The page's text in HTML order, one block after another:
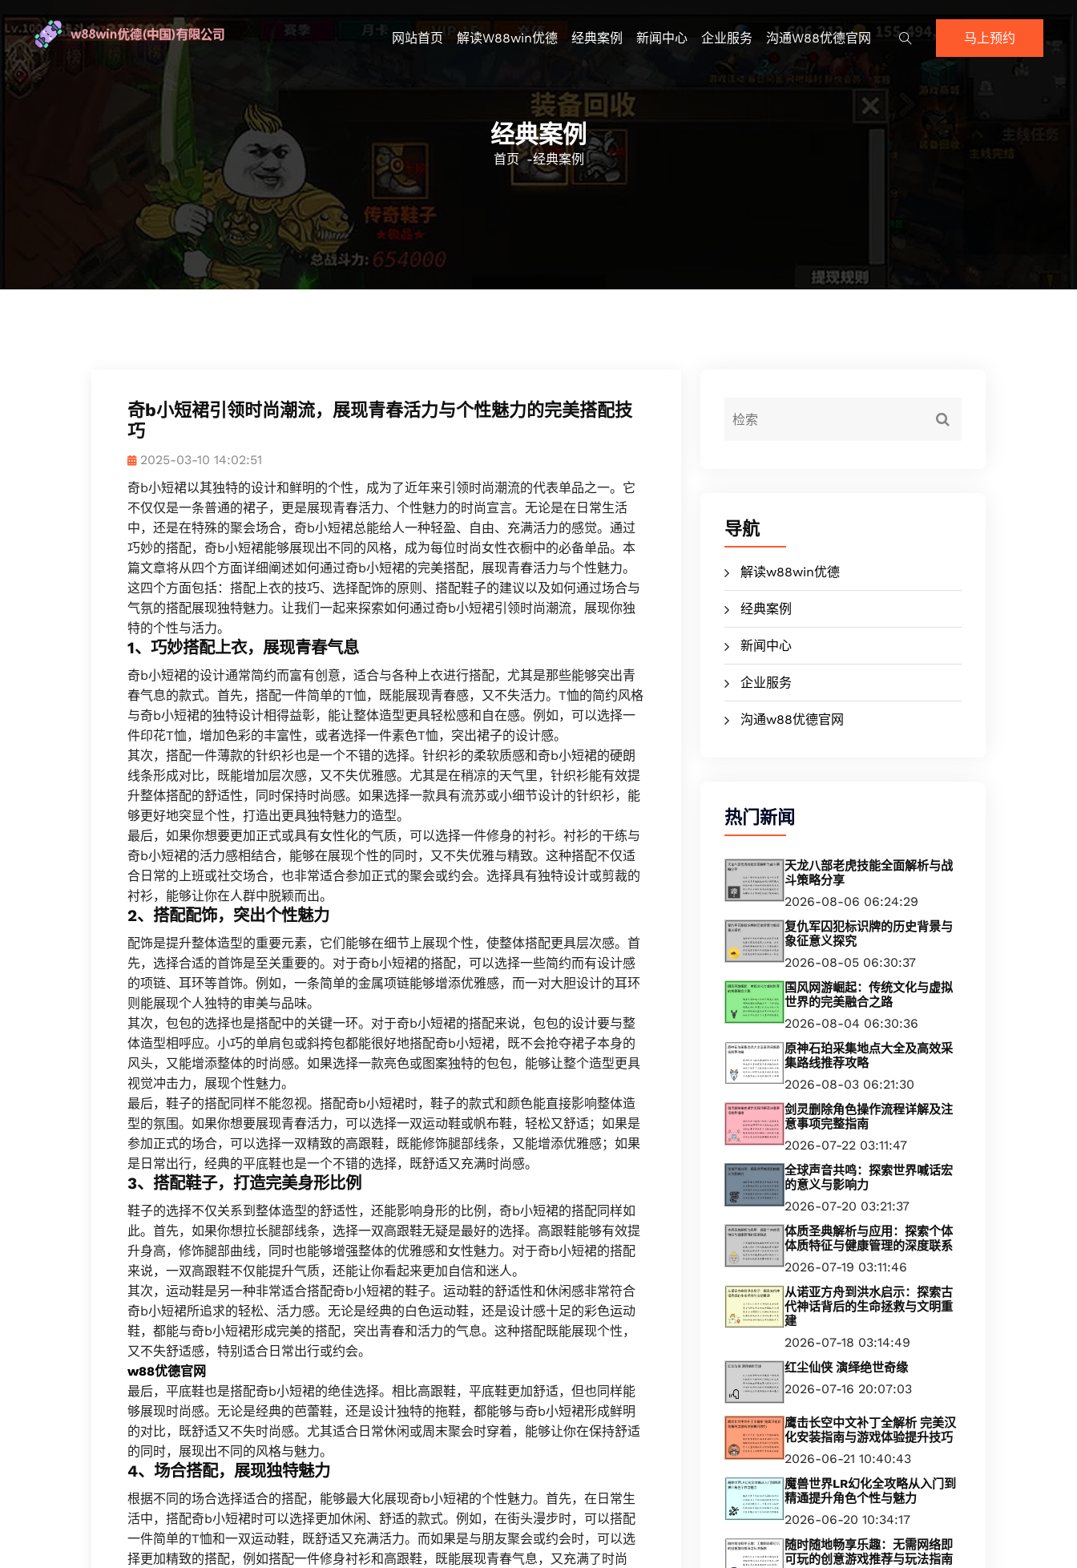
网站首页 解读w88win优德 经典案例 新闻中心 企业服务 沟通w88优德官网 马上预约
经典案例
首页 -经典案例
奇b小短裙引领时尚潮流，展现青春活力与个性魅力的完美搭配技
巧
2025-03-10 14:02:51
奇b小短裙以其独特的设计和鲜明的个性，成为了近年来引领时尚潮流的代表单品之一。它
不仅仅是一条普通的裙子，更是展现青春活力、个性魅力的时尚宣言。无论是在日常生活
中，还是在特殊的聚会场合，奇b小短裙总能给人一种轻盈、自由、充满活力的感觉。通过
巧妙的搭配，奇b小短裙能够展现出不同的风格，成为每位时尚女性衣橱中的必备单品。本
篇文章将从四个方面详细阐述如何通过奇b小短裙的完美搭配，展现青春活力与个性魅力。
这四个方面包括：搭配上衣的技巧、选择配饰的原则、搭配鞋子的建议以及如何通过场合与
气氛的搭配展现独特魅力。让我们一起来探索如何通过奇b小短裙引领时尚潮流，展现你独
特的个性与活力。
1、巧妙搭配上衣，展现青春气息
奇b小短裙的设计通常简约而富有创意，适合与各种上衣进行搭配，尤其是那些能够突出青
春气息的款式。首先，搭配一件简单的T恤，既能展现青春感，又不失活力。T恤的简约风格
与奇b小短裙的独特设计相得益彰，能让整体造型更具轻松感和自在感。例如，可以选择一
件印花T恤，增加色彩的丰富性，或者选择一件素色T恤，突出裙子的设计感。
其次，搭配一件薄款的针织衫也是一个不错的选择。针织衫的柔软质感和奇b小短裙的硬朗
线条形成对比，既能增加层次感，又不失优雅感。尤其是在稍凉的天气里，针织衫能有效提
升整体搭配的舒适性，同时保持时尚感。如果选择一款具有流苏或小细节设计的针织衫，能
够更好地突显个性，打造出更具独特魅力的造型。
最后，如果你想要更加正式或具有女性化的气质，可以选择一件修身的衬衫。衬衫的干练与
奇b小短裙的活力感相结合，能够在展现个性的同时，又不失优雅与精致。这种搭配不仅适
合日常的上班或社交场合，也非常适合参加正式的聚会或约会。选择具有独特设计或剪裁的
衬衫，能够让你在人群中脱颖而出。
2、搭配配饰，突出个性魅力
配饰是提升整体造型的重要元素，它们能够在细节上展现个性，使整体搭配更具层次感。首
先，选择合适的首饰是至关重要的。对于奇b小短裙的搭配，可以选择一些简约而有设计感
的项链、耳环等首饰。例如，一条简单的金属项链能够增添优雅感，而一对大胆设计的耳环
则能展现个人独特的审美与品味。
其次，包包的选择也是搭配中的关键一环。对于奇b小短裙的搭配来说，包包的设计要与整
体造型相呼应。小巧的单肩包或斜挎包都能很好地搭配奇b小短裙，既不会抢夺裙子本身的
风头，又能增添整体的时尚感。如果选择一款亮色或图案独特的包包，能够让整个造型更具
视觉冲击力，展现个性魅力。
最后，鞋子的搭配同样不能忽视。搭配奇b小短裙时，鞋子的款式和颜色能直接影响整体造
型的氛围。如果你想要展现青春活力，可以选择一双运动鞋或帆布鞋，轻松又舒适；如果是
参加正式的场合，可以选择一双精致的高跟鞋，既能修饰腿部线条，又能增添优雅感；如果
是日常出行，经典的平底鞋也是一个不错的选择，既舒适又充满时尚感。
3、搭配鞋子，打造完美身形比例
鞋子的选择不仅关系到整体造型的舒适性，还能影响身形的比例，奇b小短裙的搭配同样如
此。首先，如果你想拉长腿部线条，选择一双高跟鞋无疑是最好的选择。高跟鞋能够有效提
升身高，修饰腿部曲线，同时也能够增强整体的优雅感和女性魅力。对于奇b小短裙的搭配
来说，一双高跟鞋不仅能提升气质，还能让你看起来更加自信和迷人。
其次，运动鞋是另一种非常适合搭配奇b小短裙的鞋子。运动鞋的舒适性和休闲感非常符合
奇b小短裙所追求的轻松、活力感。无论是经典的白色运动鞋，还是设计感十足的彩色运动
鞋，都能与奇b小短裙形成完美的搭配，突出青春和活力的气息。这种搭配既能展现个性，
又不失舒适感，特别适合日常出行或约会。
w88优德官网
最后，平底鞋也是搭配奇b小短裙的绝佳选择。相比高跟鞋，平底鞋更加舒适，但也同样能
够展现时尚感。无论是经典的芭蕾鞋，还是设计独特的拖鞋，都能够与奇b小短裙形成鲜明
的对比，既舒适又不失时尚感。尤其适合日常休闲或周末聚会时穿着，能够让你在保持舒适
的同时，展现出不同的风格与魅力。
4、场合搭配，展现独特魅力
根据不同的场合选择适合的搭配，能够最大化展现奇b小短裙的个性魅力。首先，在日常生
活中，搭配奇b小短裙时可以选择更加休闲、舒适的款式。例如，在街头漫步时，可以搭配
一件简单的T恤和一双运动鞋，既舒适又充满活力。而如果是与朋友聚会或约会时，可以选
择更加精致的搭配，例如搭配一件修身衬衫和高跟鞋，既能展现青春气息，又充满了时尚
导航
解读w88win优德
经典案例
新闻中心
企业服务
沟通w88优德官网
热门新闻
天龙八部老虎技能全面解析与战
斗策略分享
2026-08-06 06:24:29
复仇军囚犯标识牌的历史背景与
象征意义探究
2026-08-05 06:30:37
国风网游崛起：传统文化与虚拟
世界的完美融合之路
2026-08-04 06:30:36
原神石珀采集地点大全及高效采
集路线推荐攻略
2026-08-03 06:21:30
剑灵删除角色操作流程详解及注
意事项完整指南
2026-07-22 03:11:47
全球声音共鸣：探索世界喊话宏
的意义与影响力
2026-07-20 03:21:37
体质圣典解析与应用：探索个体
体质特征与健康管理的深度联系
2026-07-19 03:11:46
从诺亚方舟到洪水启示：探索古
代神话背后的生命拯救与文明重
建
2026-07-18 03:14:49
红尘仙侠 演绎绝世奇缘
2026-07-16 20:07:03
鹰击长空中文补丁全解析 完美汉
化安装指南与游戏体验提升技巧
2026-06-21 10:40:43
魔兽世界LR幻化全攻略从入门到
精通提升角色个性与魅力
2026-06-20 10:34:17
随时随地畅享乐趣：无需网络即
可玩的创意游戏推荐与玩法指南